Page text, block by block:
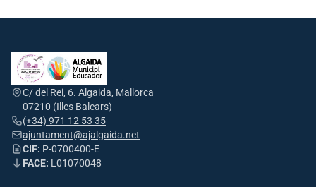
C/ del Rei, 6. Algaida, Mallorca
07210 (Illes Balears)
(+34) 971 12 53 35
ajuntament@ajalgaida.net
CIF: P-0700400-E
FACE: L01070048